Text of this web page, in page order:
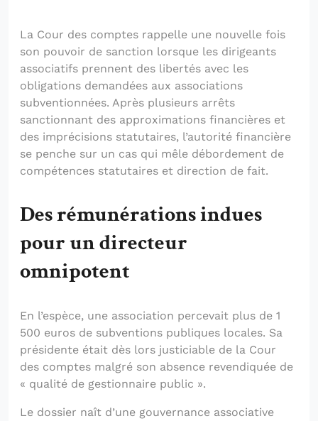
La Cour des comptes rappelle une nouvelle fois
son pouvoir de sanction lorsque les dirigeants
associatifs prennent des libertés avec les
obligations demandées aux associations
subventionnées. Après plusieurs arrêts
sanctionnant des approximations financières et
des imprécisions statutaires, l’autorité financière
se penche sur un cas qui mêle débordement de
compétences statutaires et direction de fait.
Des rémunérations indues
pour un directeur
omnipotent
En l’espèce, une association percevait plus de 1
500 euros de subventions publiques locales. Sa
présidente était dès lors justiciable de la Cour
des comptes malgré son absence revendiquée de
« qualité de gestionnaire public ».
Le dossier naît d’une gouvernance associative